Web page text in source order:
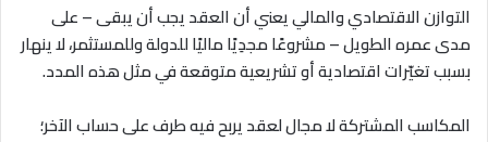
التوازن الاقتصادي والمالي يعني أن العقد يجب أن يبقى – على
مدى عمره الطويل – مشروعًا مجدِيًا ماليًا للدولة وللمستثمر، لا ينهار
بسبب تغيّرات اقتصادية أو تشريعية متوقعة في مثل هذه المدد.
المكاسب المشتركة لا مجال لعقد يربح فيه طرف على حساب الآخر؛